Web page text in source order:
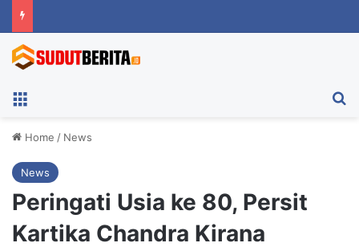
Home / News
News
Peringati Usia ke 80, Persit
Kartika Chandra Kirana